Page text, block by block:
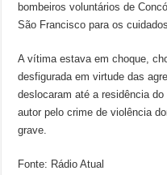
bombeiros voluntários de
São Francisco para os
A vítima estava em choque,
desfigurada em virtude das
deslocaram até a residência
autor pelo crime de violência
grave.
Fonte: Rádio Atual